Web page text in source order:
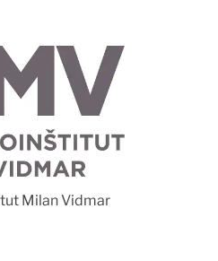
Milan Vidmar